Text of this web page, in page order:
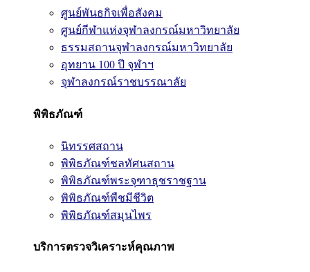
ศูนย์พันธกิจเพื่อสังคม
ศูนย์กีฬาแห่งจุฬาลงกรณ์มหาวิทยาลัย
ธรรมสถานจุฬาลงกรณ์มหาวิทยาลัย
อุทยาน 100 ปี จุฬาฯ
จุฬาลงกรณ์ราชบรรณาลัย
พิพิธภัณฑ์
นิทรรศสถาน
พิพิธภัณฑ์ชลทัศนสถาน
พิพิธภัณฑ์พระจุฑาธุชราชฐาน
พิพิธภัณฑ์พืชมีชีวิต
พิพิธภัณฑ์สมุนไพร
บริการตรวจวิเคราะห์คุณภาพ